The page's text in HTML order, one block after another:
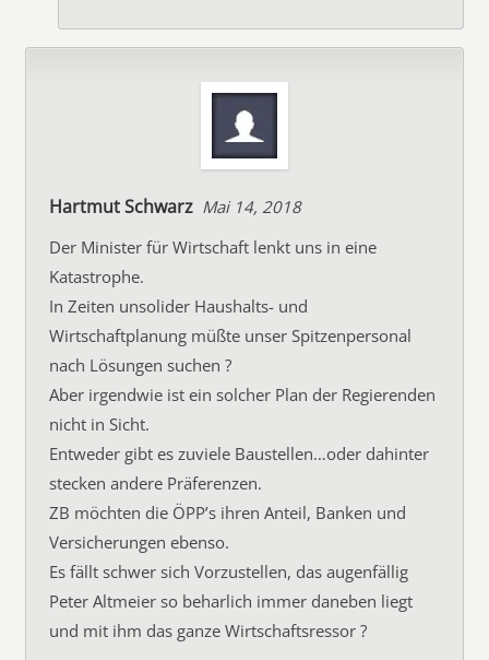
Hartmut Schwarz Mai 14, 2018
Der Minister für Wirtschaft lenkt uns in eine
Katastrophe.
In Zeiten unsolider Haushalts- und
Wirtschaftplanung müßte unser Spitzenpersonal
nach Lösungen suchen ?
Aber irgendwie ist ein solcher Plan der Regierenden
nicht in Sicht.
Entweder gibt es zuviele Baustellen…oder dahinter
stecken andere Präferenzen.
ZB möchten die ÖPP’s ihren Anteil, Banken und
Versicherungen ebenso.
Es fällt schwer sich Vorzustellen, das augenfällig
Peter Altmeier so beharlich immer daneben liegt
und mit ihm das ganze Wirtschaftsressor ?